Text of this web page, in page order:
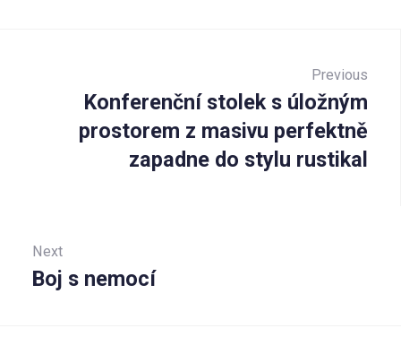
příspěvek
Previous
Konferenční stolek s úložným
prostorem z masivu perfektně
zapadne do stylu rustikal
Next
Next:
Boj s nemocí